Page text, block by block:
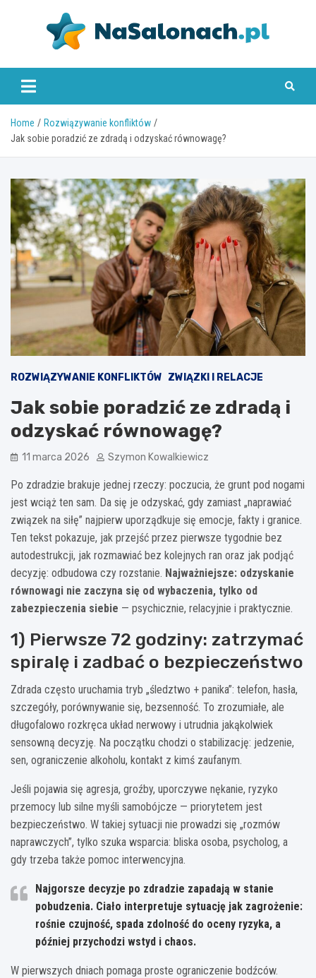
nasalonach.pl
Home
Rozwiązywanie konfliktów
Jak sobie poradzić ze zdradą i odzyskać równowagę?
ROZWIĄZYWANIE KONFLIKTÓW ZWIĄZKI I RELACJE
Jak sobie poradzić ze zdradą i
odzyskać równowagę?
11 marca 2026 Szymon Kowalkiewicz
Po zdradzie brakuje jednej rzeczy: poczucia, że grunt pod nogami
jest wciąż ten sam. Da się je odzyskać, gdy zamiast „naprawiać
związek na siłę” najpierw uporządkuje się emocje, fakty i granice.
Ten tekst pokazuje, jak przejść przez pierwsze tygodnie bez
autodestrukcji, jak rozmawiać bez kolejnych ran oraz jak podjąć
decyzję: odbudowa czy rozstanie. Najważniejsze: odzyskanie
równowagi nie zaczyna się od wybaczenia, tylko od
zabezpieczenia siebie — psychicznie, relacyjnie i praktycznie.
1) Pierwsze 72 godziny: zatrzymać
spiralę i zadbać o bezpieczeństwo
Zdrada często uruchamia tryb „śledztwo + panika”: telefon, hasła,
szczegóły, porównywanie się, bezsenność. To zrozumiałe, ale
długofalowo rozkręca układ nerwowy i utrudnia jakąkolwiek
sensowną decyzję. Na początku chodzi o stabilizację: jedzenie,
sen, ograniczenie alkoholu, kontakt z kimś zaufanym.
Jeśli pojawia się agresja, groźby, uporczywe nękanie, ryzyko
przemocy lub silne myśli samobójcze — priorytetem jest
bezpieczeństwo. W takiej sytuacji nie prowadzi się „rozmów
naprawczych”, tylko szuka wsparcia: bliska osoba, psycholog, a
gdy trzeba także pomoc interwencyjna.
Najgorsze decyzje po zdradzie zapadają w stanie
pobudzenia. Ciało interpretuje sytuację jak zagrożenie:
rośnie czujność, spada zdolność do oceny ryzyka, a
później przychodzi wstyd i chaos.
W pierwszych dniach pomaga proste ograniczenie bodźców.